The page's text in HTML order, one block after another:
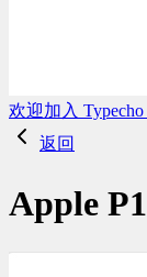
欢迎加入
返回
Apple